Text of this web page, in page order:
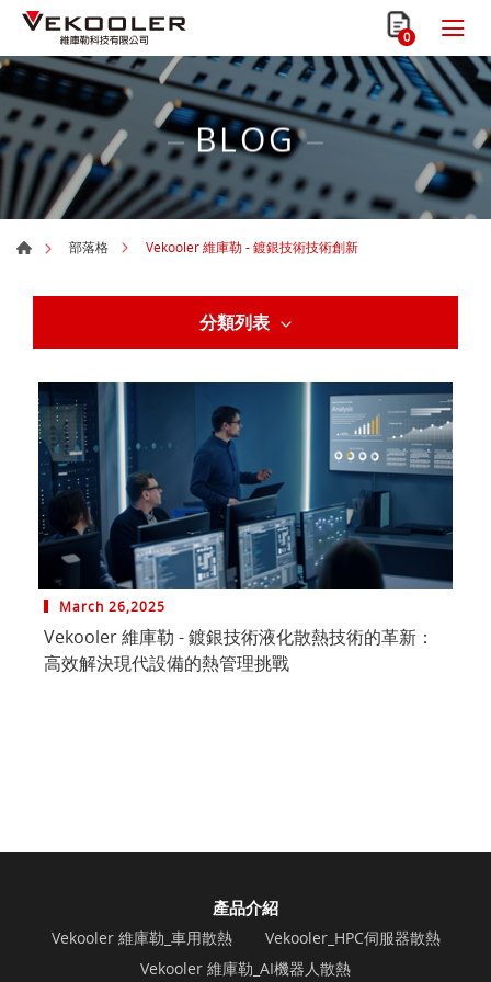
0
BLOG
部落格 Vekooler 維庫勒 - 鍍銀技術技術創新
分類列表
March 26,2025
Vekooler 維庫勒 - 鍍銀技術液化散熱技術的革新：
高效解決現代設備的熱管理挑戰
產品介紹
Vekooler 維庫勒_車用散熱
Vekooler_HPC伺服器散熱
Vekooler 維庫勒_AI機器人散熱